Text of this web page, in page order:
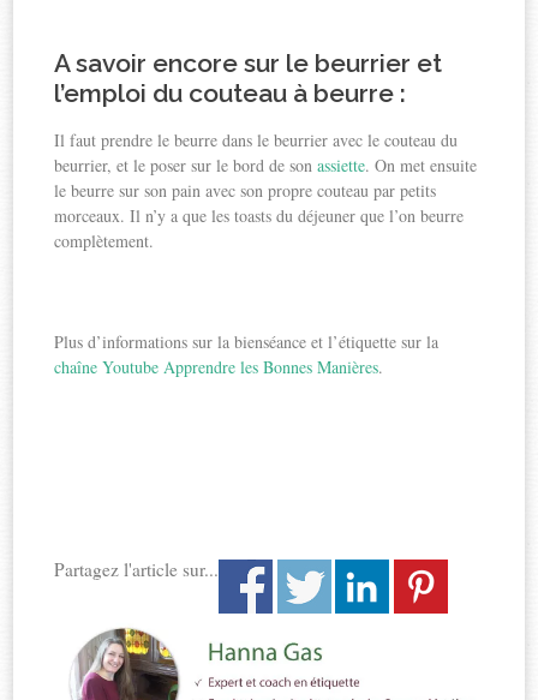
A savoir encore sur le beurrier et
l’emploi du couteau à beurre :
Il faut prendre le beurre dans le beurrier avec le couteau du
beurrier, et le poser sur le bord de sonassiette. On met ensuite
le beurre sur son pain avec son propre couteau par petits
morceaux. Il n’y a que les toasts du déjeuner que l’on beurre
complètement.
Plus d’informations sur la bienséance et l’étiquette sur la
chaîne Youtube Apprendre les Bonnes Manières.
Partagez l'article sur...